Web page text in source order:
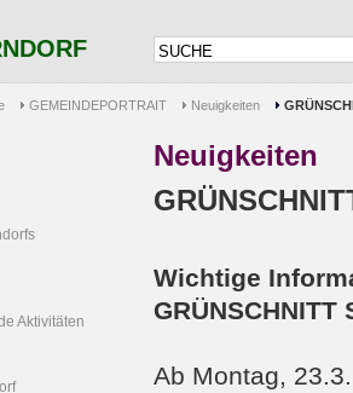
GEMEINDEPORTRAIT Neuigkeiten
Aktivitäten
Neuigkeiten
Wichtige
GRÜNSCHNITT
Ab Montag,